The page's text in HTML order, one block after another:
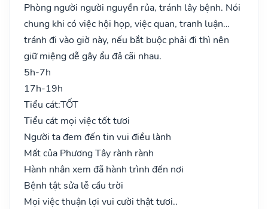
Phòng người người nguyền rủa, tránh lây bệnh. Nói
chung khi có việc hội họp, việc quan, tranh luận…
tránh đi vào giờ này, nếu bắt buộc phải đi thì nên
giữ miệng dễ gây ẩu đả cãi nhau.
5h-7h
17h-19h
Tiểu cát:TỐT
Tiểu cát mọi việc tốt tươi
Người ta đem đến tin vui điều lành
Mất của Phương Tây rành rành
Hành nhân xem đã hành trình đến nơi
Bệnh tật sửa lễ cầu trời
Mọi việc thuận lợi vui cười thật tươi..